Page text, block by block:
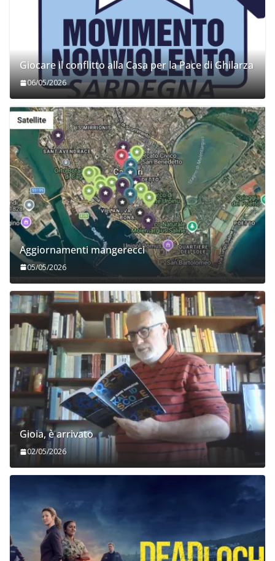
Giocare il conflitto alla Casa per la Pace di Ghilarza
06/05/2026
Aggiornamenti mangerecci
05/05/2026
Gioia, è arrivato
02/05/2026